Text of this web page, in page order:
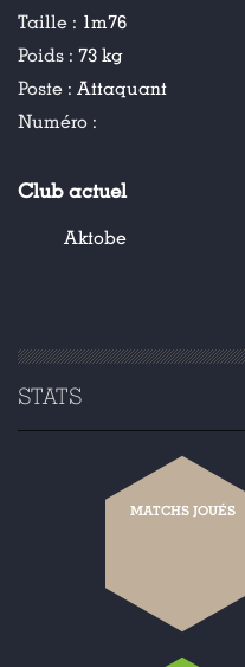
Taille : 1m76
Poids : 73 kg
Poste : Attaquant
Numéro :
Club actuel
Aktobe
STATS
MATCHS JOUÉS